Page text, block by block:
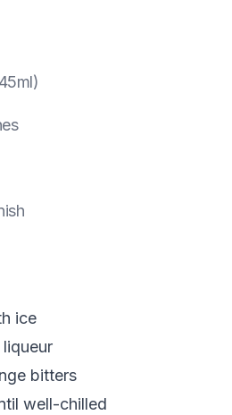
ice
bitters
well-chilled